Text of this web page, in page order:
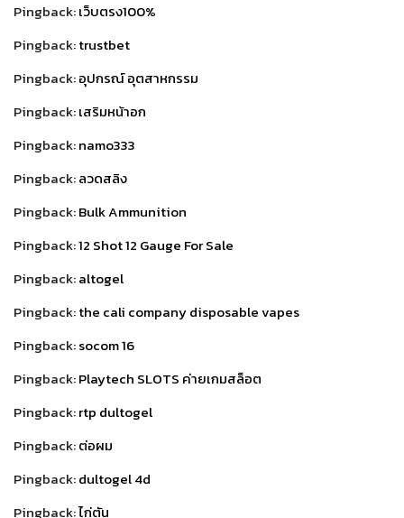
Pingback:เว็บตรง100%
Pingback:trustbet
Pingback:อุปกรณ์ อุตสาหกรรม
Pingback:เสริมหน้าอก
Pingback:namo333
Pingback:ลวดสลิง
Pingback:Bulk Ammunition
Pingback:12 Shot 12 Gauge For Sale
Pingback:altogel
Pingback:the cali company disposable vapes
Pingback:socom 16
Pingback:Playtech SLOTS ค่ายเกมสล็อต
Pingback:rtp dultogel
Pingback:ต่อผม
Pingback:dultogel 4d
Pingback:ไก่ตัน